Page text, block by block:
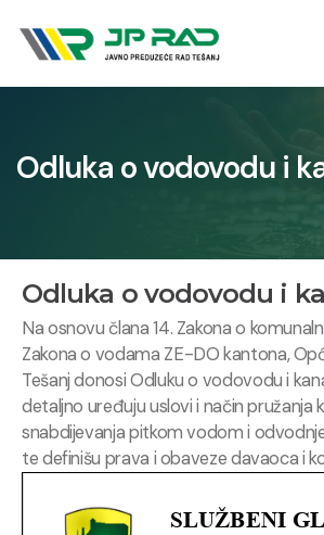
Odluka o vodovodu i
Odluka o vodovodu i
Na osnovu člana 14. Zakona o
Zakona o vodama ZE-DO kantona,
Tešanj donosi Odluku o vodovodu i
detaljno uređuju uslovi i način pružanja
snabdijevanja pitkom vodom i
te definišu prava i obaveze davaoca i